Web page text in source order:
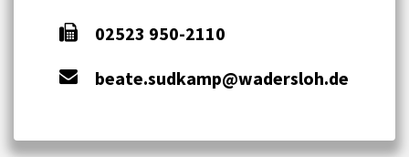
02523 950-2110
beate.sudkamp@wadersloh.de